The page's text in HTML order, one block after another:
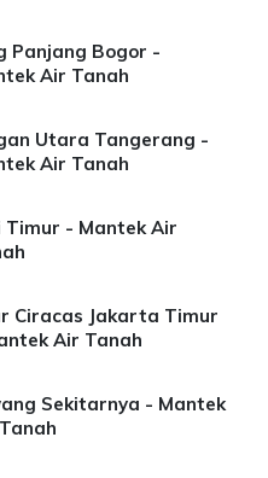
Panjang Bogor -
Air Tanah
Utara Tangerang -
Air Tanah
Timur - Mantek Air
Ciracas Jakarta Timur
Air Tanah
Sekitarnya - Mantek